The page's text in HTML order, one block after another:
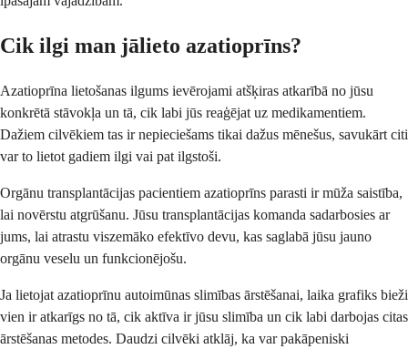
Cik ilgi man jālieto azatioprīns?
Azatioprīna lietošanas ilgums ievērojami atšķiras atkarībā no jūsu
konkrētā stāvokļa un tā, cik labi jūs reaģējat uz medikamentiem.
Dažiem cilvēkiem tas ir nepieciešams tikai dažus mēnešus, savukārt citi
var to lietot gadiem ilgi vai pat ilgstoši.
Orgānu transplantācijas pacientiem azatioprīns parasti ir mūža saistība,
lai novērstu atgrūšanu. Jūsu transplantācijas komanda sadarbosies ar
jums, lai atrastu viszemāko efektīvo devu, kas saglabā jūsu jauno
orgānu veselu un funkcionējošu.
Ja lietojat azatioprīnu autoimūnas slimības ārstēšanai, laika grafiks bieži
vien ir atkarīgs no tā, cik aktīva ir jūsu slimība un cik labi darbojas citas
ārstēšanas metodes. Daudzi cilvēki atklāj, ka var pakāpeniski